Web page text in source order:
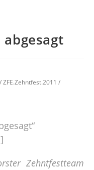
/ZFE.Zehntfest.2011 /
Zehntfestteam